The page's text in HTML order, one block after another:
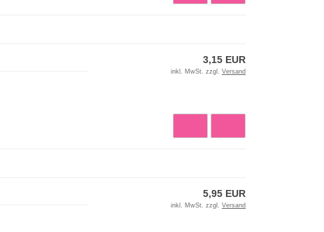
3,15 EUR
inkl. MwSt. zzgl. Versand
5,95 EUR
inkl. MwSt. zzgl. Versand